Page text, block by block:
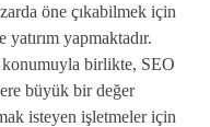
öne çıkabilmek için
yapmaktadır.
birlikte, SEO
büyük bir değer
isteyen işletmeler için